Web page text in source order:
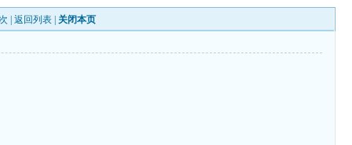
次 |返回列表 关闭本页